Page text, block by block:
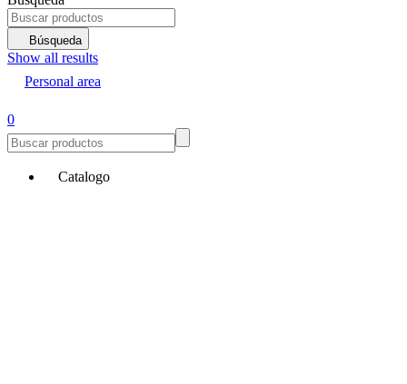
Búsqueda
Show all results
Personal area
0
Catalogo